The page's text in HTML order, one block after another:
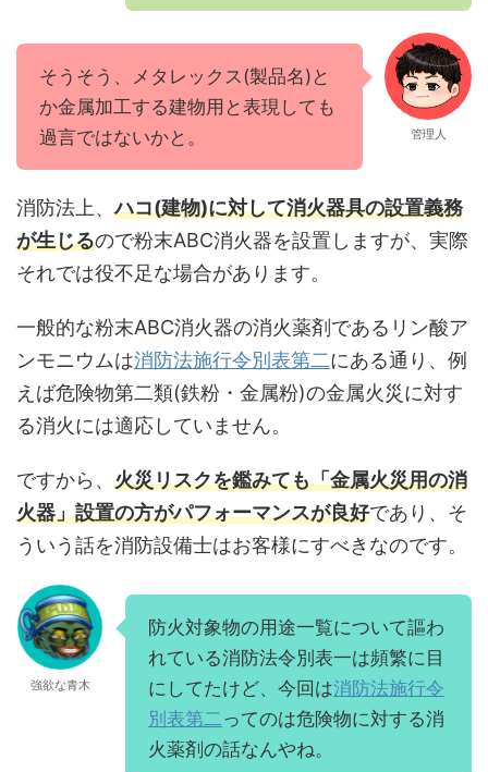
そうそう、メタレックス(製品名)と
か金属加工する建物用と表現しても
過言ではないかと。
管理人
消防法上、ハコ(建物)に対して消火器具の設置義務
が生じるので粉末ABC消火器を設置しますが、実際
それでは役不足な場合があります。
一般的な粉末ABC消火器の消火薬剤であるリン酸ア
ンモニウムは消防法施行令別表第二にある通り、例
えば危険物第二類(鉄粉・金属粉)の金属火災に対す
る消火には適応していません。
ですから、 火災リスクを鑑みても「金属火災用の消
火器」設置の方がパフォーマンスが良好であり、そ
ういう話を消防設備士はお客様にすべきなのです。
強欲な青木
防火対象物の用途一覧について謳わ
れている消防法令別表一は頻繁に目
にしてたけど、今回は消防法施行令
別表第二ってのは危険物に対する消
火薬剤の話なんやね。